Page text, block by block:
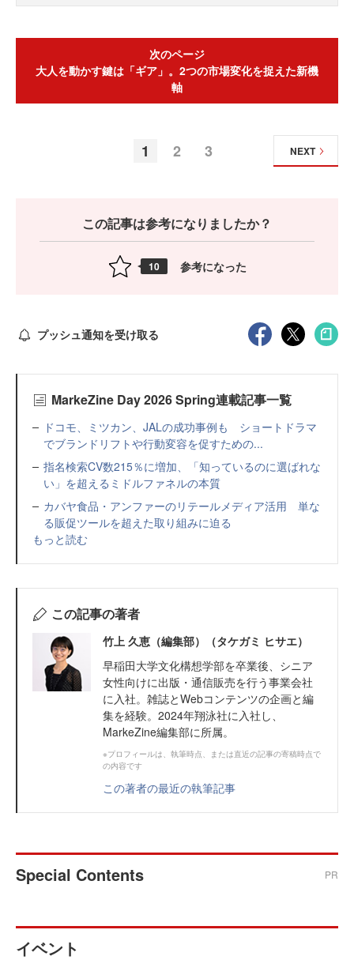
次のページ
大人を動かす鍵は「ギア」。2つの市場変化を捉えた新機
軸
1 2 3 NEXT
この記事は参考になりましたか？
10 参考になった
プッシュ通知を受け取る
MarkeZine Day 2026 Spring連載記事一覧
ドコモ、ミツカン、JALの成功事例も ショートドラマ
でブランドリフトや行動変容を促すための...
指名検索CV数215％に増加、「知っているのに選ばれな
い」を超えるミドルファネルの本質
カバヤ食品・アンファーのリテールメディア活用 単な
る販促ツールを超えた取り組みに迫る
もっと読む
この記事の著者
竹上 久恵（編集部）（タケガミ ヒサエ）
早稲田大学文化構想学部を卒業後、シニア
女性向けに出版・通信販売を行う事業会社
に入社。雑誌とWebコンテンツの企画と編
集を経験。2024年翔泳社に入社し、
MarkeZine編集部に所属。
※プロフィールは、執筆時点、または直近の記事の寄稿時点で
の内容です
この著者の最近の執筆記事
Special Contents PR
イベント